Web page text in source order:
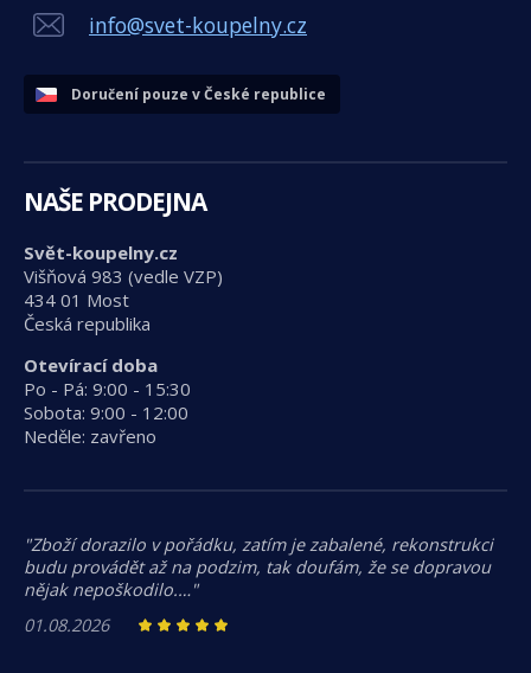
info@svet-koupelny.cz
Doručení pouze v České republice
NAŠE PRODEJNA
Svět-koupelny.cz
Višňová 983 (vedle VZP)
434 01 Most
Česká republika
Otevírací doba
Po - Pá: 9:00 - 15:30
Sobota: 9:00 - 12:00
Neděle: zavřeno
"Zboží dorazilo v pořádku, zatím je zabalené, rekonstrukci
budu provádět až na podzim, tak doufám, že se dopravou
nějak nepoškodilo.…"
01.08.2026